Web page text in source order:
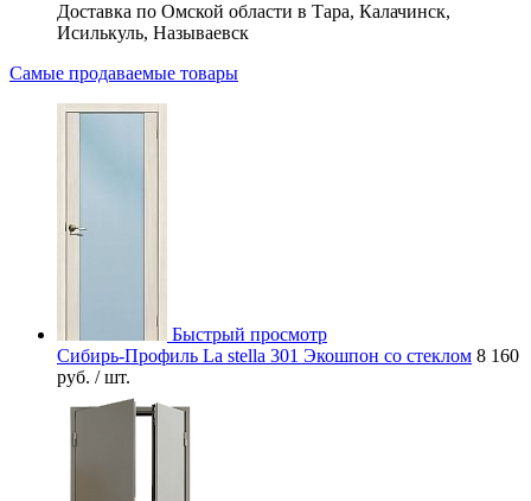
Доставка по Омской области в Тара, Калачинск,
Исилькуль, Называевск
Самые продаваемые товары
Быстрый просмотр
Сибирь-Профиль La stella 301 Экошпон со стеклом 8 160
руб. / шт.